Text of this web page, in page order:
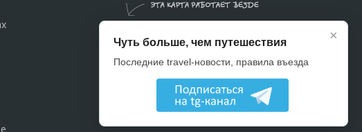
×
Чуть больше, чем путешествия
Последние travel-новости, правила въезда